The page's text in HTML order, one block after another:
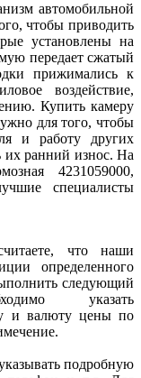
автомобильной
чтобы приводить
установлены на
передает сжатый
прижимались к
воздействие,
Купить камеру
для того, чтобы
и работу других
их ранний износ. На
4231059000,
специалисты
что наши
определенного
следующий
указать
и валюту цены по
подробную